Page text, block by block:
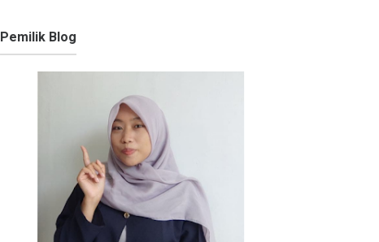
Pemilik Blog